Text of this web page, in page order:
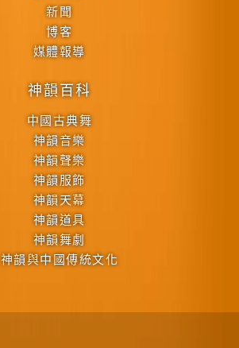
新聞
博客
媒體報導
神韻百科
中國古典舞
神韻音樂
神韻聲樂
神韻服飾
神韻天幕
神韻道具
神韻舞劇
神韻與中國傳統文化